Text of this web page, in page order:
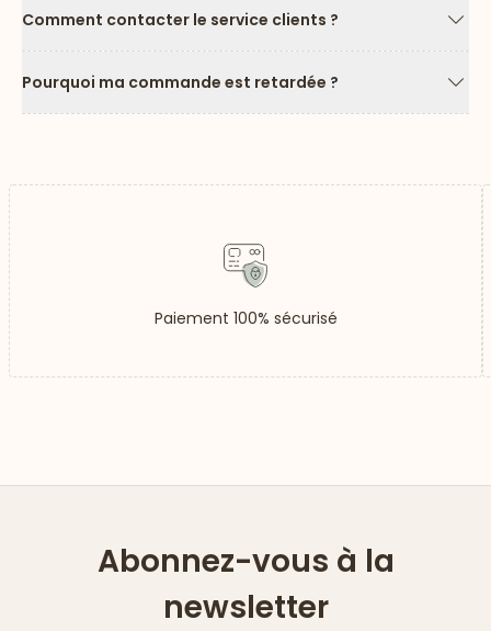
Comment contacter le service clients ?
Pourquoi ma commande est retardée ?
Paiement 100% sécurisé
Abonnez-vous à la
newsletter